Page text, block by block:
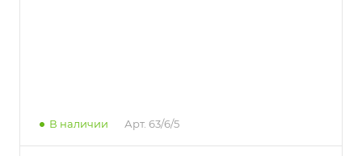
В наличии Арт. 63/6/5